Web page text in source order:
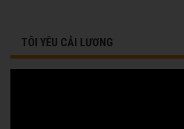
TÔI YÊU CẢI LƯƠNG